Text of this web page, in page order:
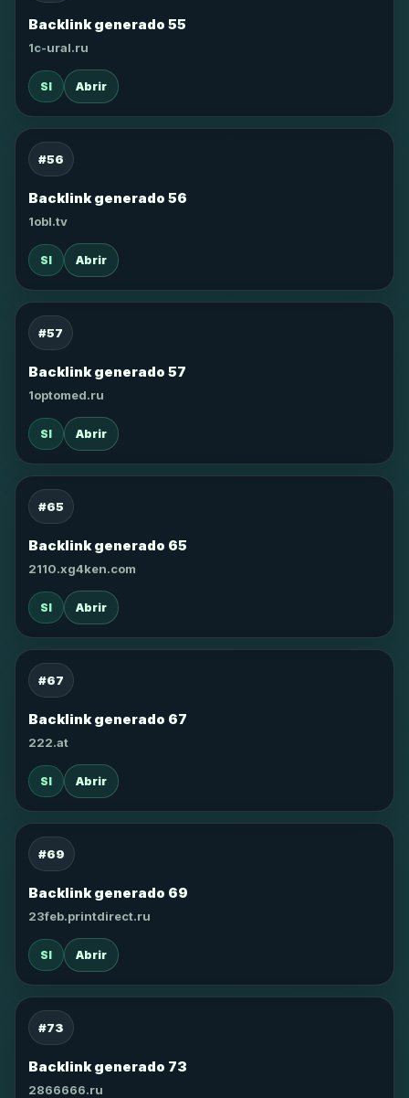
Backlink generado 55
1c-ural.ru
SI Abrir
#56
Backlink generado 56
1obl.tv
SI Abrir
#57
Backlink generado 57
1optomed.ru
SI Abrir
#65
Backlink generado 65
2110.xg4ken.com
SI Abrir
#67
Backlink generado 67
222.at
SI Abrir
#69
Backlink generado 69
23feb.printdirect.ru
SI Abrir
#73
Backlink generado 73
2866666.ru